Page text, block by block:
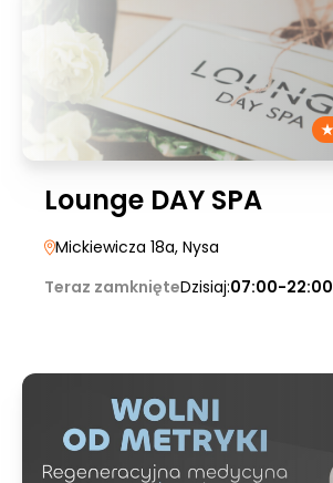
Lounge DAY SPA
Mickiewicza 18a, Nysa
Teraz zamknięteDzisiaj:07:00-22:00